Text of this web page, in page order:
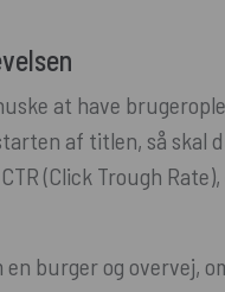
at have
af titlen, så skal
(Click Trough
burger og overvej,